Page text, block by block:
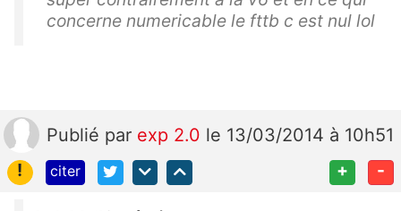
concerne numericable le fttb c est nul lol
Publié par exp 2.0 le 13/03/2014 à 10h51
!
citer + -